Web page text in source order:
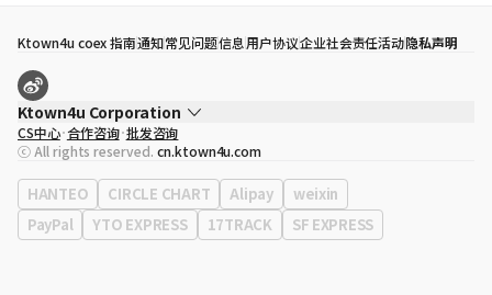
Ktown4u coex 指南通知常见问题信息用户协议企业社会责任活动隐私声明
Ktown4u Corporation
代表
宋効珉
营业执照 120-87-71116
公司地址 首尔特别市 江南区 岭东大路 513号 3楼 （三成洞， coex)
CS中心 合作咨询 批发咨询
ⓒ All rights reserved. cn.ktown4u.com
HANTEO CIRCLE CHART Alipay
weixin
PayPal
YTO EXPRESS 17TRACK SF EXPRESS